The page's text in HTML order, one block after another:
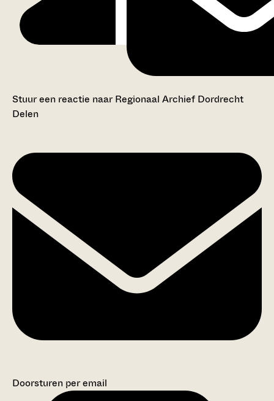
Stuur een reactie naar Regionaal Archief Dordrecht
Delen
Doorsturen per email